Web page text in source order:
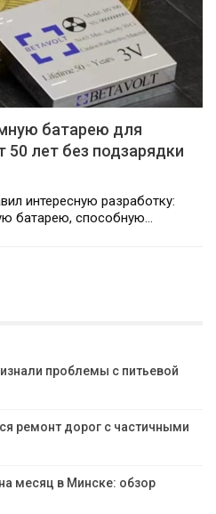
батарею для
50 лет без подзарядки
интересную разработку:
батарею, способную…
проблемы с питьевой
ремонт дорог с частичными
месяц в Минске: обзор